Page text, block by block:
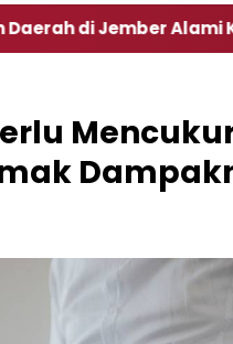
Alami Krisi Air